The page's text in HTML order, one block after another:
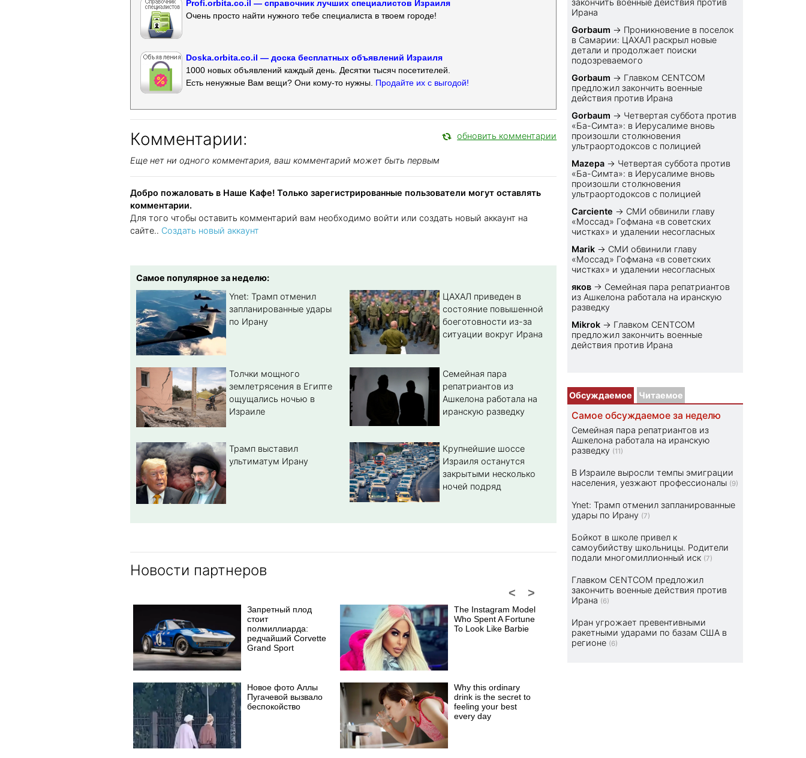
Profi.orbita.co.il — справочник лучших специалистов Израиля
Очень просто найти нужного тебе специалиста в твоем городе!
Doska.orbita.co.il — доска бесплатных объявлений Израиля
1000 новых объявлений каждый день. Десятки тысяч посетителей.
Есть ненужные Вам вещи? Они кому-то нужны. Продайте их с выгодой!
Комментарии: обновить комментарии
Еще нет ни одного комментария, ваш комментарий может быть первым
Добро пожаловать в Наше Кафе! Только зарегистрированные пользователи могут оставлять
комментарии.
Для того чтобы оставить комментарий вам необходимо войти или создать новый аккаунт на
сайте.. Создать новый аккаунт
Самое популярное за неделю:
Ynet: Трамп отменил
запланированные удары
по Ирану
ЦАХАЛ приведен в
состояние повышенной
боеготовности из-за
ситуации вокруг Ирана
Толчки мощного
землетрясения в Египте
ощущались ночью в
Израиле
Семейная пара
репатриантов из
Ашкелона работала на
иранскую разведку
Трамп выставил
ультиматум Ирану
Крупнейшие шоссе
Израиля останутся
закрытыми несколько
ночей подряд
Новости партнеров
>
<
Запретный плод
стоит
полмиллиарда:
редчайший Corvette
Grand Sport
The Instagram Model
Who Spent A Fortune
To Look Like Barbie
Новое фото Аллы
Пугачевой вызвало
беспокойство
Why this ordinary
drink is the secret to
feeling your best
every day
закончить военные действия против
Ирана
Gorbaum → Проникновение в поселок
в Самарии: ЦАХАЛ раскрыл новые
детали и продолжает поиски
подозреваемого
Gorbaum → Главком CENTCOM
предложил закончить военные
действия против Ирана
Gorbaum → Четвертая суббота против
«Ба-Симта»: в Иерусалиме вновь
произошли столкновения
ультраортодоксов с полицией
Mazepa → Четвертая суббота против
«Ба-Симта»: в Иерусалиме вновь
произошли столкновения
ультраортодоксов с полицией
Carciente → СМИ обвинили главу
«Моссад» Гофмана «в советских
чистках» и удалении несогласных
Marik → СМИ обвинили главу
«Моссад» Гофмана «в советских
чистках» и удалении несогласных
яков → Семейная пара репатриантов
из Ашкелона работала на иранскую
разведку
Mikrok → Главком CENTCOM
предложил закончить военные
действия против Ирана
Обсуждаемое Читаемое
Самое обсуждаемое за неделю
Семейная пара репатриантов из
Ашкелона работала на иранскую
разведку (11)
В Израиле выросли темпы эмиграции
населения, уезжают профессионалы (9)
Ynet: Трамп отменил запланированные
удары по Ирану (7)
Бойкот в школе привел к
самоубийству школьницы. Родители
подали многомиллионный иск (7)
Главком CENTCOM предложил
закончить военные действия против
Ирана (6)
Иран угрожает превентивными
ракетными ударами по базам США в
регионе (6)